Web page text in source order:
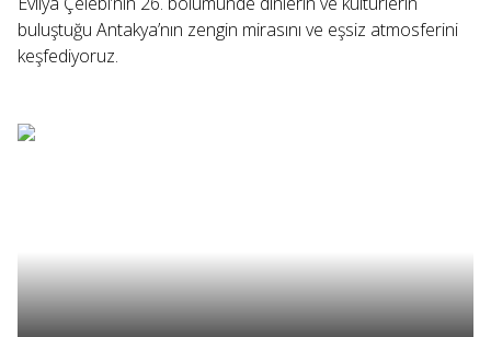
buluştuğu Antakya’nın zengin mirasını ve eşsiz atmosferini
keşfediyoruz.